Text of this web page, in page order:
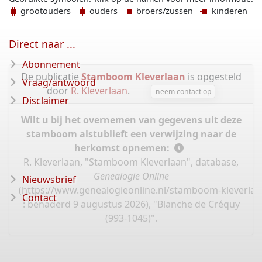
grootouders
ouders broers/zussen kinderen
De publicatie Stamboom Kleverlaan is opgesteld
door R. Kleverlaan. neem contact op
Wilt u bij het overnemen van gegevens uit deze
stamboom alstublieft een verwijzing naar de
herkomst opnemen:
R. Kleverlaan, "Stamboom Kleverlaan", database,
Genealogie Online
(https://www.genealogieonline.nl/stamboom-
: benaderd 9 augustus 2026), "Blanche de Créquy
(993-1045)".
Direct naar ...
Abonnement
Vraag/antwoord
Disclaimer
Nieuwsbrief
Contact